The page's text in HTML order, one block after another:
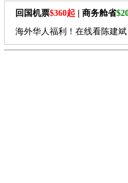
回国机票$360起 | 商务舱省
海外华人福利！在线看陈建